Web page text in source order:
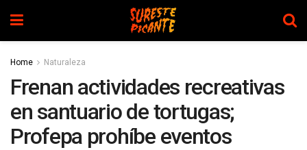
Home Naturaleza
Frenan actividades recreativas
en santuario de tortugas;
Profepa prohíbe eventos